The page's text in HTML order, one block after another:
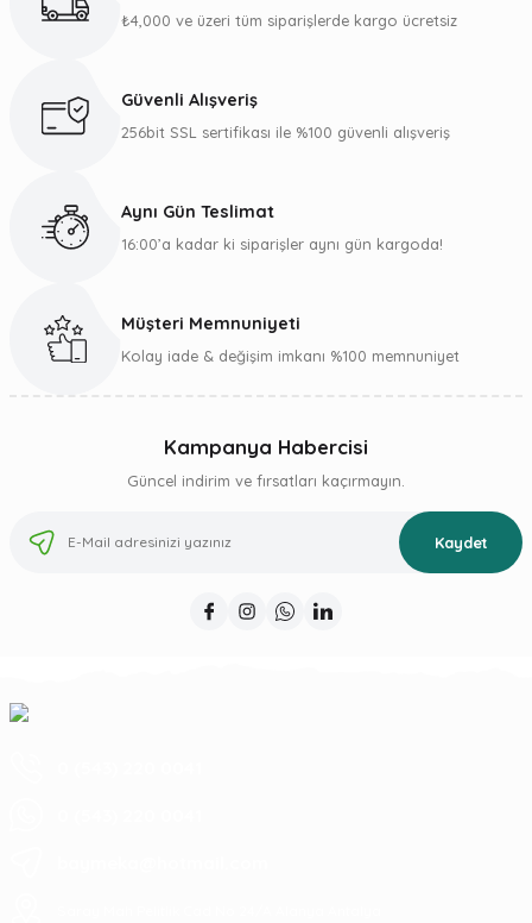
₺4,000 ve üzeri tüm siparişlerde kargo ücretsiz
Güvenli Alışveriş
256bit SSL sertifikası ile %100 güvenli alışveriş
Aynı Gün Teslimat
16:00’a kadar ki siparişler aynı gün kargoda!
Müşteri Memnuniyeti
Kolay iade & değişim imkanı %100 memnuniyet
Kampanya Habercisi
Güncel indirim ve fırsatları kaçırmayın.
Kaydet